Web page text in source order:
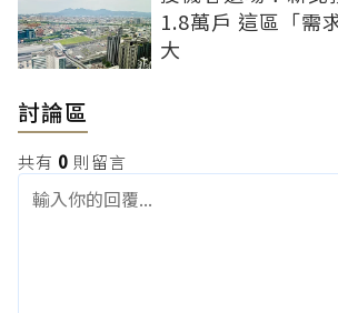
1.8萬戶 這區「需
大
討論區
共有 0 則留言